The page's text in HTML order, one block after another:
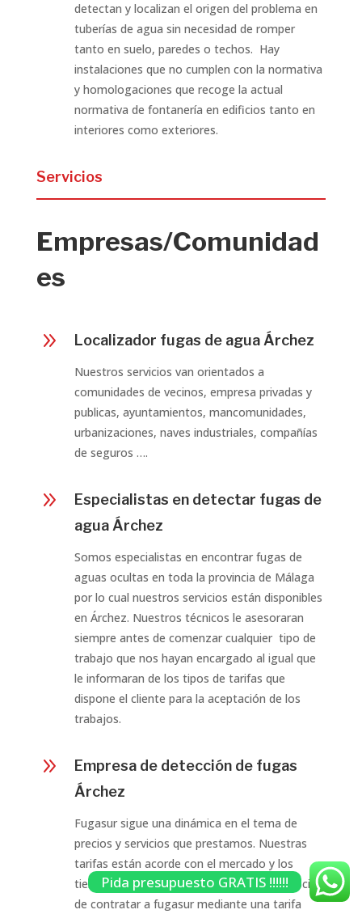
detectan y localizan el origen del problema en
tuberías de agua sin necesidad de romper
tanto en suelo, paredes o techos. Hay
instalaciones que no cumplen con la normativa
y homologaciones que recoge la actual
normativa de fontanería en edificios tanto en
interiores como exteriores.
Servicios
Empresas/Comunidad
es
9 Localizador fugas de agua Árchez
Nuestros servicios van orientados a
comunidades de vecinos, empresa privadas y
publicas, ayuntamientos, mancomunidades,
urbanizaciones, naves industriales, compañías
de seguros ….
9
Especialistas en detectar fugas de
agua Árchez
Somos especialistas en encontrar fugas de
aguas ocultas en toda la provincia de Málaga
por lo cual nuestros servicios están disponibles
en Árchez. Nuestros técnicos le asesoraran
siempre antes de comenzar cualquier tipo de
trabajo que nos hayan encargado al igual que
le informaran de los tipos de tarifas que
dispone el cliente para la aceptación de los
trabajos.
9
Empresa de detección de fugas
Árchez
Fugasur sigue una dinámica en el tema de
precios y servicios que prestamos. Nuestras
tarifas están acorde con el mercado y los
tiempos que estamos. El cliente tiene la opción
de contratar a fugasur mediante una tarifa
Pida presupuesto GRATIS !!!!!!